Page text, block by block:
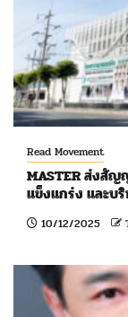
Read Movement
MASTER ส่งสัญ
แข็งแกร่ง และบ
10/12/2025